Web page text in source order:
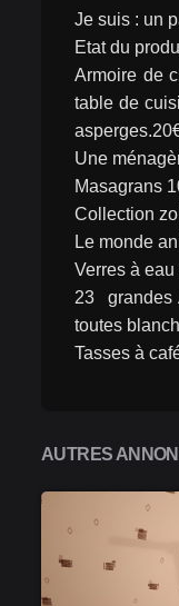
Je suis : un
Etat du
Armoire de
table de
Une
Masagrans
Collection
Le monde
Verres à
23  grandes
toutes
Tasses à
AUTRES